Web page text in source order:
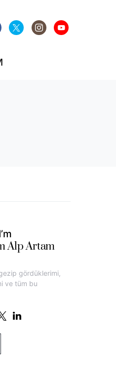
Alp Artam
gördüklerimi,
ve tüm bu